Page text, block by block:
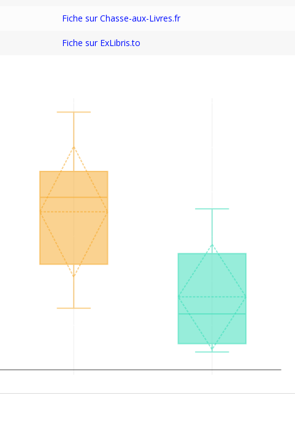
Fiche sur Chasse-aux-Livres.fr
Fiche sur ExLibris.to